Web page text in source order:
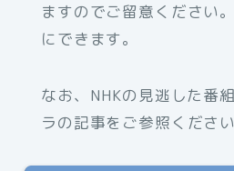
ますのでご留意ください
にできます。
なお、NHKの見逃した番
ラの記事をご参照ください